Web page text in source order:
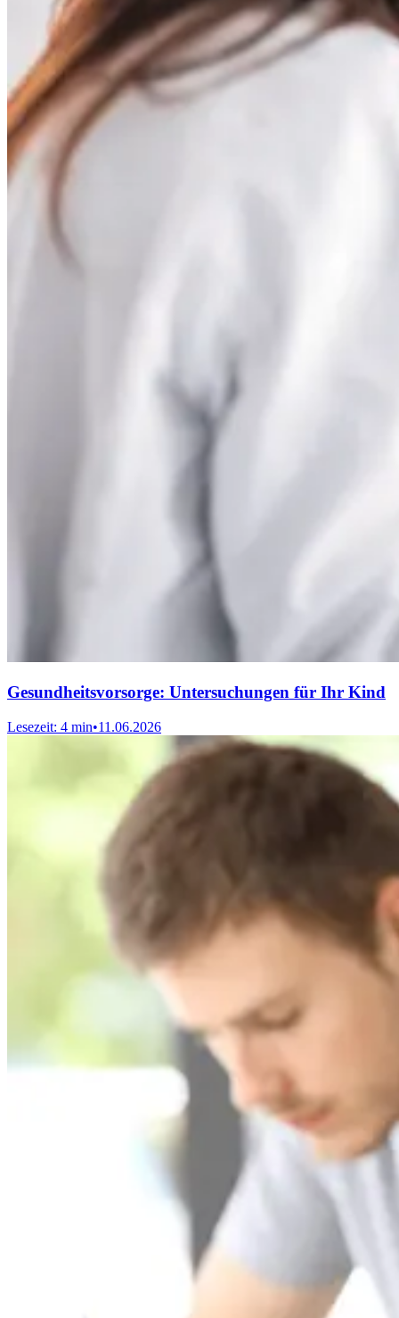
Gesundheitsvorsorge: Untersuchungen für Ihr Kind
Lesezeit: 4 min•11.06.2026